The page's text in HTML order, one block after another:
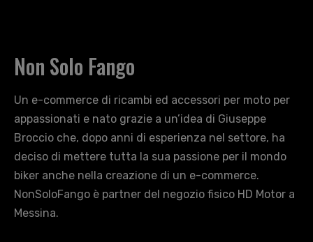
Non Solo Fango
Un e-commerce di ricambi ed accessori per moto per
appassionati e nato grazie a un’idea di Giuseppe
Broccio che, dopo anni di esperienza nel settore, ha
deciso di mettere tutta la sua passione per il mondo
biker anche nella creazione di un e-commerce.
NonSoloFango è partner del negozio fisico HD Motor a
Messina.